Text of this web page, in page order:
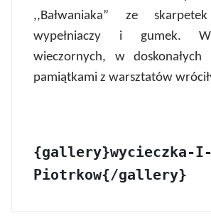
,,Bałwaniaka” ze
wypełniaczy i gumek.
wieczornych, w doskonałych
pamiątkami z warsztatów
Piotrkow{/gallery}